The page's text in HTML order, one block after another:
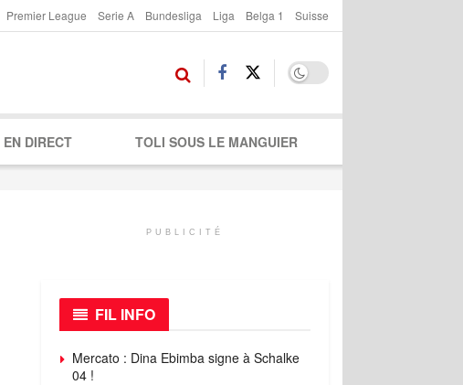
Premier League Serie A Bundesliga Liga Belga 1 Suisse
EN DIRECT TOLI SOUS LE MANGUIER
PUBLICITÉ
FIL INFO
Mercato : Dina Ebimba signe à Schalke
04 !